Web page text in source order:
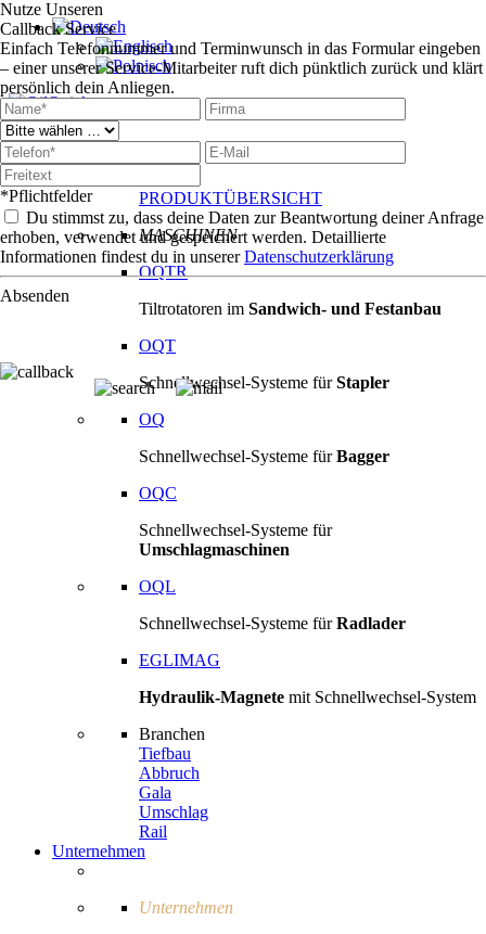
Produkte
PRODUKTÜBERSICHT
MASCHINEN
OQTR
Tiltrotatoren im Sandwich- und Festanbau
OQT
Schnellwechsel-Systeme fürStapler
OQ
Schnellwechsel-Systeme fürBagger
OQC
Schnellwechsel-Systeme für
Umschlagmaschinen
OQL
Schnellwechsel-Systeme fürRadlader
EGLIMAG
Hydraulik-Magnete mit Schnellwechsel-System
Branchen
Tiefbau
Abbruch
Gala
Umschlag
Rail
Unternehmen
Unternehmen
Nutze Unseren
Callback Service
Einfach Telefonnummer und Terminwunsch in das Formular eingeben
– einer unserer Service-Mitarbeiter ruft dich pünktlich zurück und klärt
persönlich dein Anliegen.
*Pflichtfelder
Du stimmst zu, dass deine Daten zur Beantwortung deiner Anfrage
erhoben, verwendet und gespeichert werden. Detaillierte
Informationen findest du in unsererDatenschutzerklärung
Absenden